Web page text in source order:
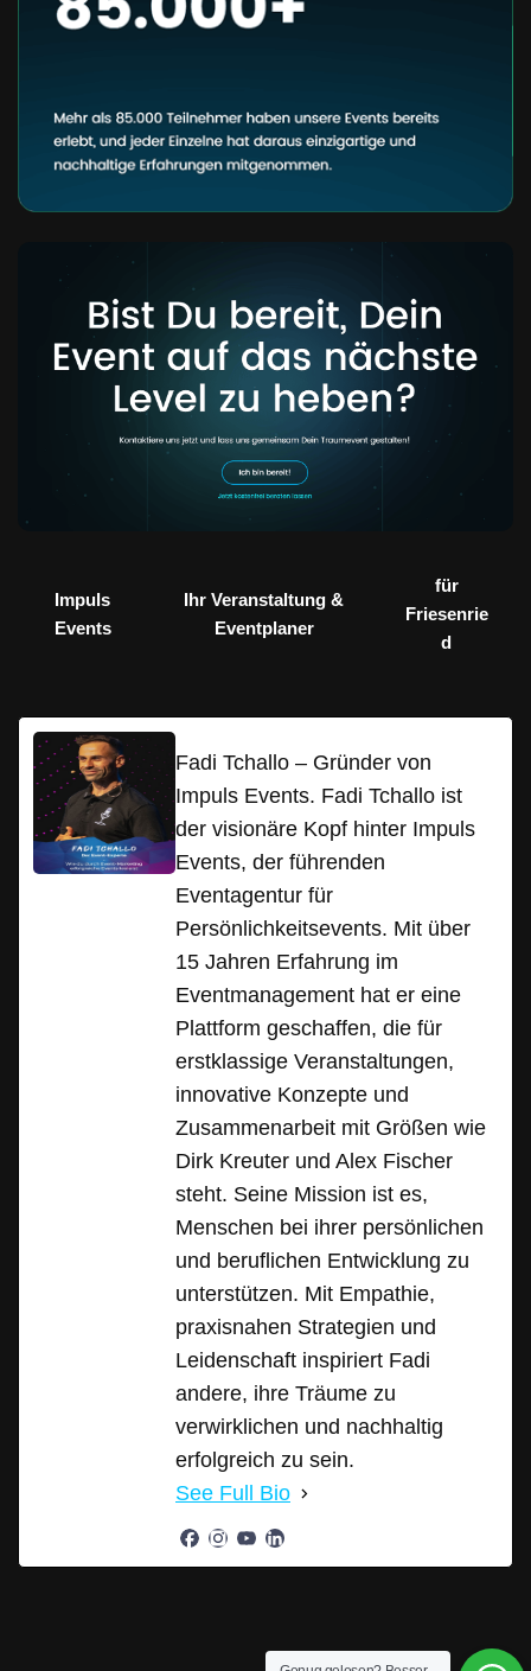
Impuls
Events
Ihr Veranstaltung &
Eventplaner
für
Friesenrie
d
Fadi Tchallo – Gründer von
Impuls Events. Fadi Tchallo ist
der visionäre Kopf hinter Impuls
Events, der führenden
Eventagentur für
Persönlichkeitsevents. Mit über
15 Jahren Erfahrung im
Eventmanagement hat er eine
Plattform geschaffen, die für
erstklassige Veranstaltungen,
innovative Konzepte und
Zusammenarbeit mit Größen wie
Dirk Kreuter und Alex Fischer
steht. Seine Mission ist es,
Menschen bei ihrer persönlichen
und beruflichen Entwicklung zu
unterstützen. Mit Empathie,
praxisnahen Strategien und
Leidenschaft inspiriert Fadi
andere, ihre Träume zu
verwirklichen und nachhaltig
erfolgreich zu sein.
See Full Bio